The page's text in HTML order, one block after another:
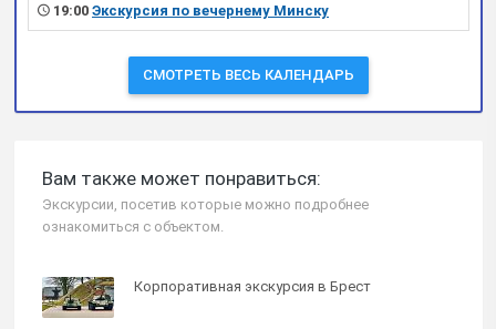
19:00 Экскурсия по вечернему Минску
СМОТРЕТЬ ВЕСЬ КАЛЕНДАРЬ
Вам также может понравиться:
Экскурсии, посетив которые можно подробнее
ознакомиться с объектом.
Корпоративная экскурсия в Брест